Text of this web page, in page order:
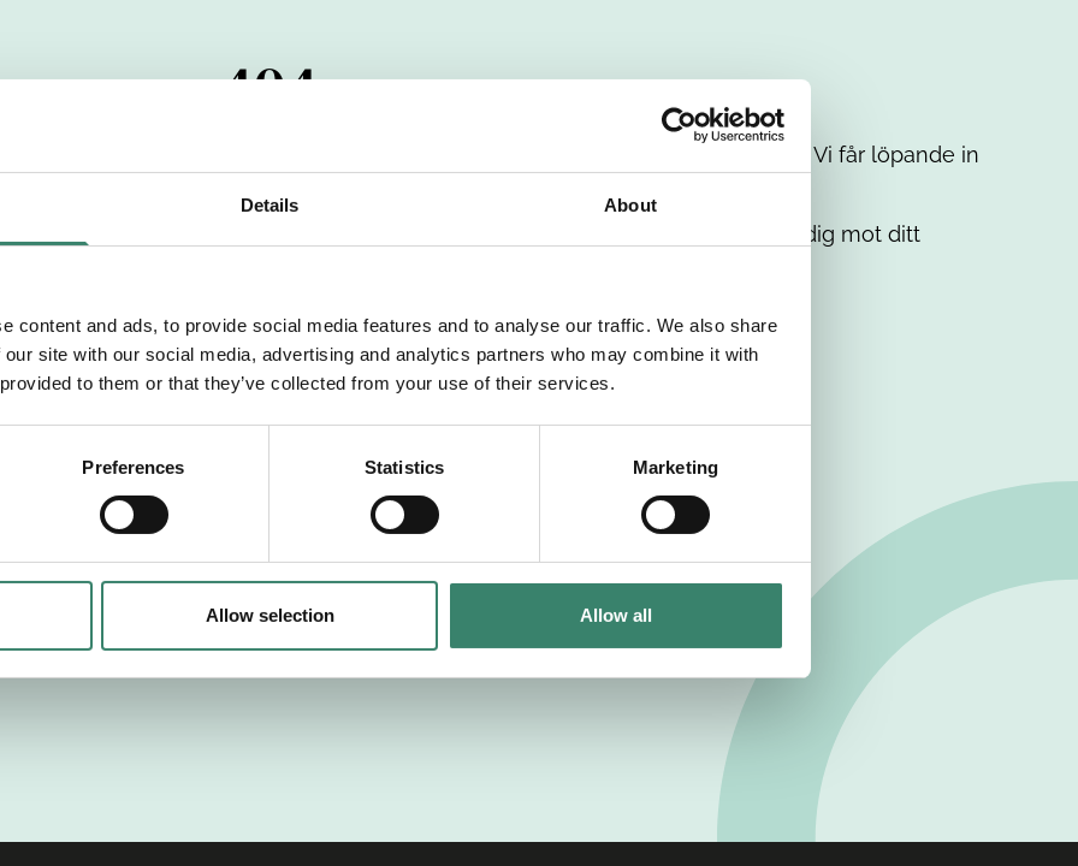
Details About
content and ads, to provide social media features and to analyse our traffic. We also share
site with our social media, advertising and analytics partners who may combine it with
to them or that they’ve collected from your use of their services.
Preferences Statistics Marketing
Allow selection Allow all
404
har passerats. Vi uppskattar verkligen ditt intresse. Misströsta inte. Vi får löpande in
dig med mer information om våra aktuella uppdrag. Tillsammans matchar vi dig mot ditt
Tillbaka till Sverek